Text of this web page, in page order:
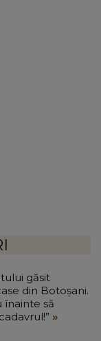
găsit
din Botoșani.
înainte să